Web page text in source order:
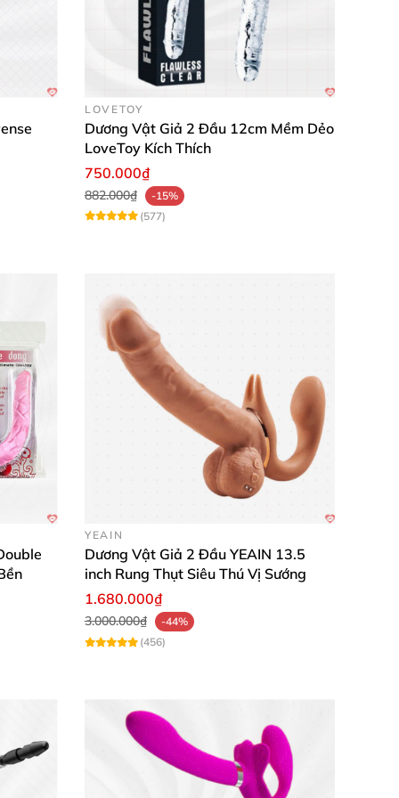
thực sự rất tự nhiên và mạnh mẽ.”
rất mềm mại và thoải mái.”
LOVETOY
Dương Vật Giả 2 Đầu 12cm Mềm Dẻo
LoveToy Kích Thích
750.000₫
882.000₫
-15%
(577)
YEAIN
Dương Vật Giả 2 Đầu YEAIN 13.5
inch Rung Thụt Siêu Thú Vị Sướng
1.680.000₫
3.000.000₫
-44%
(456)